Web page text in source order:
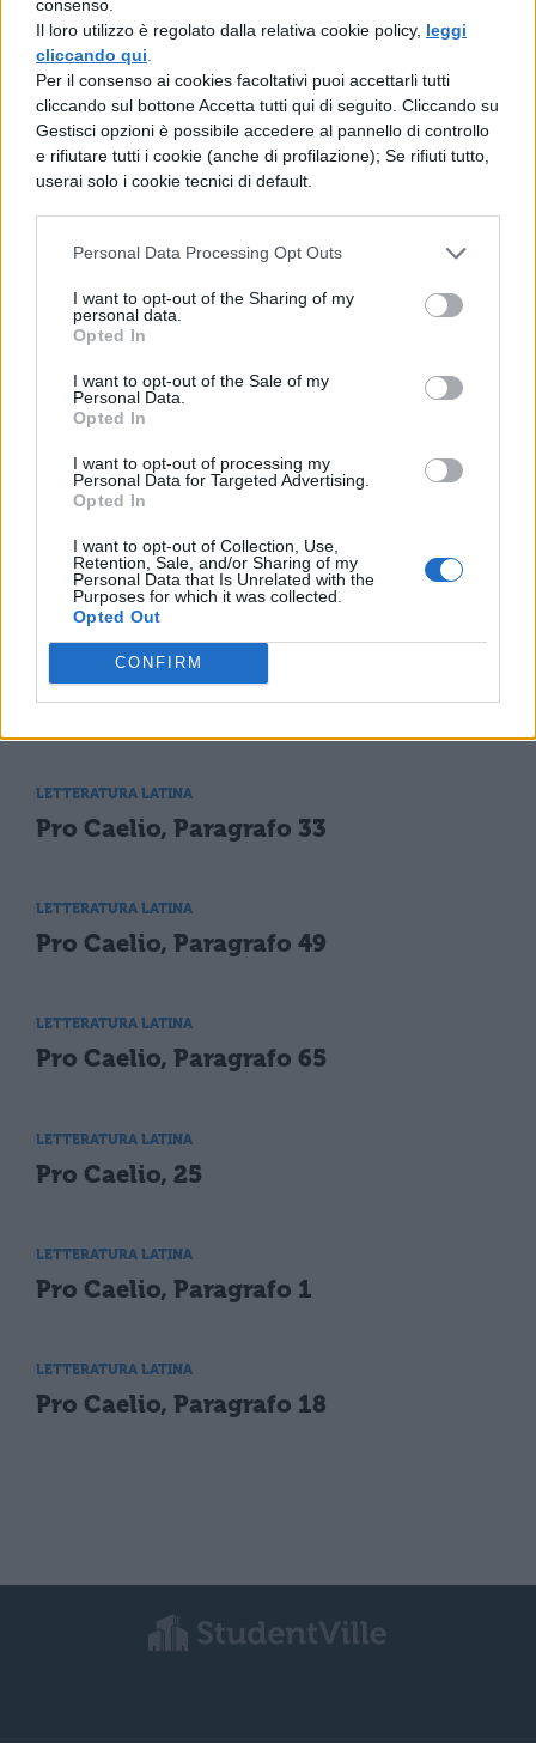
consenso.
Il loro utilizzo è regolato dalla relativa cookie policy, leggi
cliccando qui
Per il consenso ai cookies facoltativi puoi accettarli tutti
cliccando sul bottone Accetta tutti qui di seguito. Cliccando su
Gestisci opzioni è possibile accedere al pannello di controllo
e rifiutare tutti i cookie (anche di profilazione); Se rifiuti tutto,
userai solo i cookie tecnici di default.
Personal Data Processing Opt Outs
I want to opt-out of the Sharing of my
personal data.
Opted In
I want to opt-out of the Sale of my
Personal Data.
Opted In
I want to opt-out of processing my
Personal Data for Targeted Advertising.
Opted In
I want to opt-out of Collection, Use,
Retention, Sale, and/or Sharing of my
Personal Data that Is Unrelated with the
Purposes for which it was collected.
Opted Out
CONFIRM
elettorale anche per una sola volta, si
sarebbe ben guardato dal proporre e
riproporre la stessa accusa contro un altro.
Questo egli fece, con poco criterio, è vero, e
contro il mio parere; ma con tale ardore, da
rivelarsi piuttosto persecutore
dell'innocenza altrui, che non preoccupato
di sé.
TI POTREBBE INTERESSARE
LETTERATURA LATINA
Pro Caelio, 50
LETTERATURA LATINA
LETTERATURA LATINA
Pro Caelio, Paragrafo 33
LETTERATURA LATINA
Pro Caelio, Paragrafo 49
LETTERATURA LATINA
Pro Caelio, Paragrafo 65
LETTERATURA LATINA
Pro Caelio, 25
LETTERATURA LATINA
Pro Caelio, Paragrafo 1
LETTERATURA LATINA
Pro Caelio, Paragrafo 18